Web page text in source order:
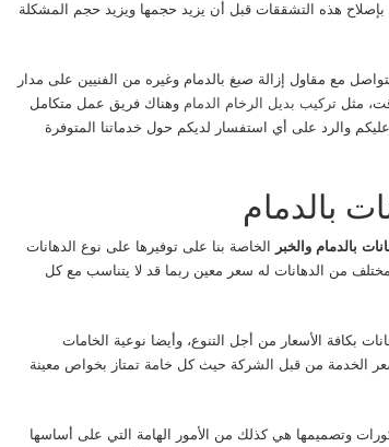
هذه التشققات قبل أن يزيد حجمها ويزيد حجم المشكلة
مع مقاول إزالة صبغ بالدمام وغيره من الفنيين على مدار
تركيب بديل الرخام الدمام وهناك فريق عمل متكامل
والرد على أي استفسار لديكم حول خدماتنا المتوفرة
بالدمام
بالدمام والخبر
الخاصة بنا على توفيرها على نوع الدهانات
من الدهانات له سعر معين ربما قد لا يتناسب مع كل
بكافة الأسعار من أجل التنوع، وأيضا نوعية الخامات
الخدمة من قبل الشركة حيث كل خامة تمتاز بخواص معينة
وتصميمها هي كذلك من الأمور الهامة التي على أساسها